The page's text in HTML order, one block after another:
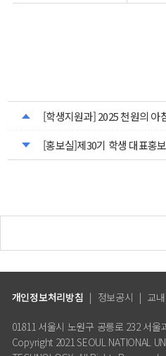
[학생지원과] 2025 천원의 아
[홍보실]제30기 학생 대표홍
개인정보처리방침 | 정보공시 | 교
01811 서울시 노원구 공릉로 232 서
Copyright 2021 SEOUL NATIONAL